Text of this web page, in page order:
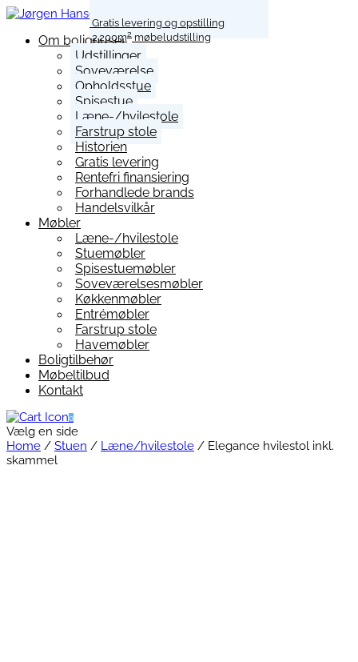
Om bolighuset
Udstillinger
Soveværelse
Opholdsstue
Spisestue
Læne-/hvilestole
Farstrup stole
Historien
Gratis levering
Rentefri finansiering
Forhandlede brands
Handelsvilkår
Møbler
Læne-/hvilestole
Stuemøbler
Spisestuemøbler
Soveværelsesmøbler
Køkkenmøbler
Entrémøbler
Farstrup stole
Havemøbler
Boligtilbehør
Møbeltilbud
Kontakt
0
Vælg en side
Home / Stuen / Læne/hvilestole / Elegance hvilestol inkl.
skammel
Gratis levering og opstilling
2.200m2 møbeludstilling